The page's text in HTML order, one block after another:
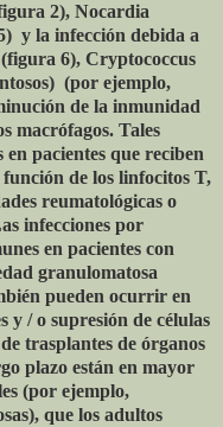
2), Nocardia
y la infección debida a
6), Cryptococcus
(por ejemplo,
de la inmunidad
macrófagos. Tales
pacientes que reciben
de los linfocitos T,
reumatológicas o
infecciones por
en pacientes con
granulomatosa
pueden ocurrir en
y / o supresión de células
trasplantes de órganos
plazo están en mayor
(por ejemplo,
que los adultos